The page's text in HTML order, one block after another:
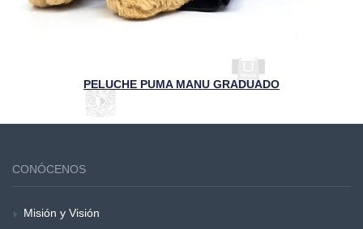
PELUCHE PUMA MANU GRADUADO
CONÓCENOS
Misión y Visión